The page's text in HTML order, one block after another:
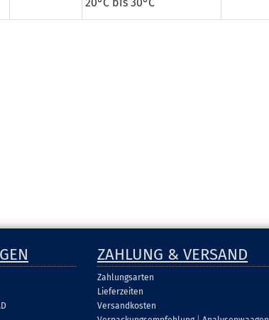
ZAHLUNG & VERSAND
Zahlungsarten
Lieferzeiten
Versandkosten